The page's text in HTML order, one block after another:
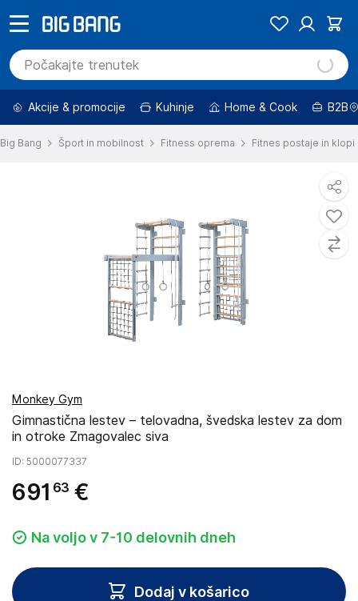
Akcije & promocije Kuhinje Home & Cook B2B
Big Bang Šport in mobilnost Fitness oprema Fitnes postaje in klopi
Monkey Gym
Gimnastična lestev – telovadna, švedska lestev za dom
in otroke Zmagovalec siva
ID: 5000077337
691 63 €
Na voljo v 7-10 delovnih dneh
Dodaj v košarico